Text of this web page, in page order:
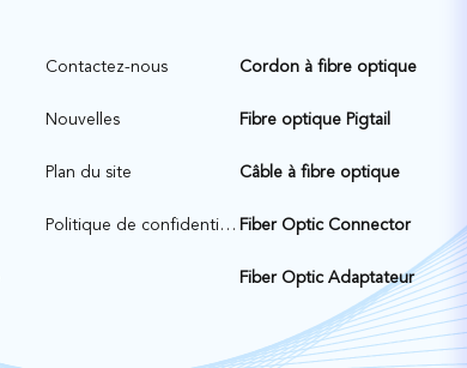
Contactez-nous
Nouvelles
Plan du site
Politique de confidentialité
Cordon à fibre optique
Fibre optique Pigtail
Câble à fibre optique
Fiber Optic Connector
Fiber Optic Adaptateur